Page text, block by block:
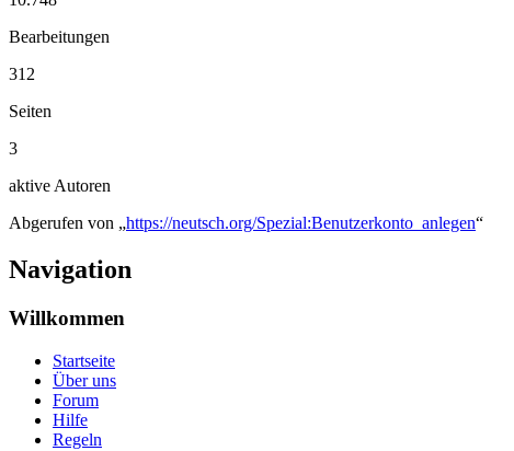
Bearbeitungen
312
Seiten
3
aktive Autoren
Abgerufen von „https://neutsch.org/Spezial:Benutzerkonto_anlegen“
Navigation
Willkommen
Startseite
Über uns
Forum
Hilfe
Regeln